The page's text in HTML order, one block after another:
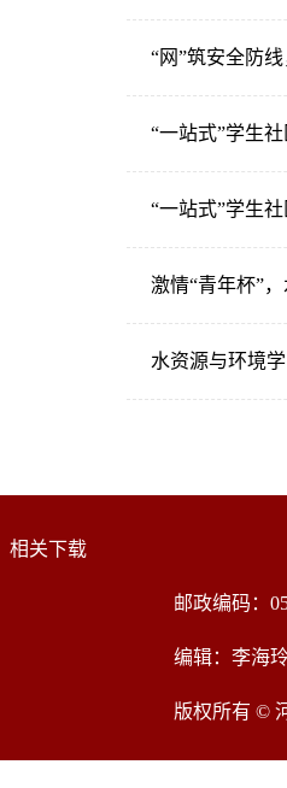
“网”筑安全防
“一站式”学生
“一站式”学生
激情“青年杯”
水资源与环境
相关下载
邮政编码：
编辑：李海
版权所有 ©